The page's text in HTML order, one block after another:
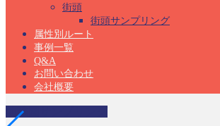
街頭
街頭サンプリング
属性別ルート
事例一覧
Q&A
お問い合わせ
会社概要
幼稚園サンプリング